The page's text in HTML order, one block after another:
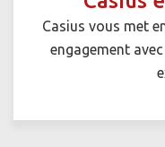
Casius vous met
engagement